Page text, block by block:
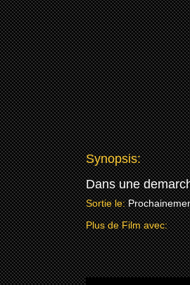
Synopsis:
Dans une
Sortie le:
Plus de Film avec: